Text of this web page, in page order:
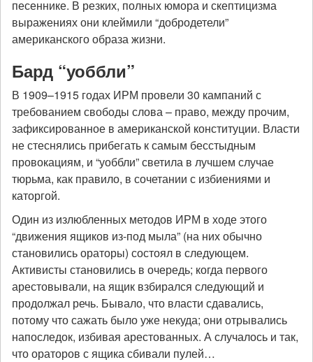
песеннике. В резких, полных юмора и скептицизма
выражениях они клеймили “добродетели”
американского образа жизни.
Бард “уоббли”
В 1909–1915 годах ИРМ провели 30 кампаний с
требованием свободы слова – право, между прочим,
зафиксированное в американской конституции. Власти
не стеснялись прибегать к самым бесстыдным
провокациям, и “уоббли” светила в лучшем случае
тюрьма, как правило, в сочетании с избиениями и
каторгой.
Один из излюбленных методов ИРМ в ходе этого
“движения ящиков из-под мыла” (на них обычно
становились ораторы) состоял в следующем.
Активисты становились в очередь; когда первого
арестовывали, на ящик взбирался следующий и
продолжал речь. Бывало, что власти сдавались,
потому что сажать было уже некуда; они отрывались
напоследок, избивая арестованных. А случалось и так,
что ораторов с ящика сбивали пулей…